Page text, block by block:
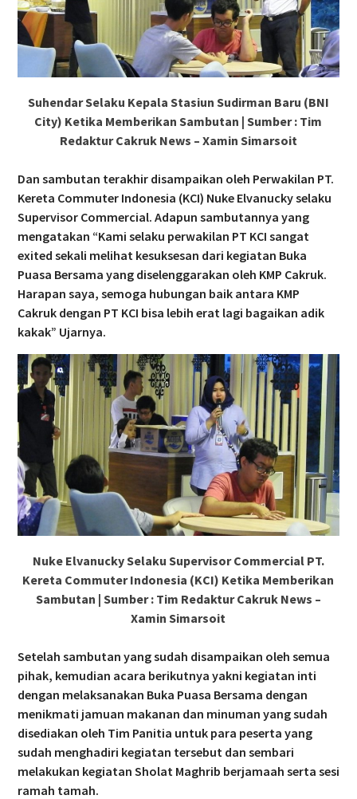
Suhendar Selaku Kepala Stasiun Sudirman Baru (BNI
City) Ketika Memberikan Sambutan | Sumber : Tim
Redaktur Cakruk News – Xamin Simarsoit
Dan sambutan terakhir disampaikan oleh Perwakilan PT.
Kereta Commuter Indonesia (KCI) Nuke Elvanucky selaku
Supervisor Commercial. Adapun sambutannya yang
mengatakan “Kami selaku perwakilan PT KCI sangat
exited sekali melihat kesuksesan dari kegiatan Buka
Puasa Bersama yang diselenggarakan oleh KMP Cakruk.
Harapan saya, semoga hubungan baik antara KMP
Cakruk dengan PT KCI bisa lebih erat lagi bagaikan adik
kakak” Ujarnya.
Nuke Elvanucky Selaku Supervisor Commercial PT.
Kereta Commuter Indonesia (KCI) Ketika Memberikan
Sambutan | Sumber : Tim Redaktur Cakruk News –
Xamin Simarsoit
Setelah sambutan yang sudah disampaikan oleh semua
pihak, kemudian acara berikutnya yakni kegiatan inti
dengan melaksanakan Buka Puasa Bersama dengan
menikmati jamuan makanan dan minuman yang sudah
disediakan oleh Tim Panitia untuk para peserta yang
sudah menghadiri kegiatan tersebut dan sembari
melakukan kegiatan Sholat Maghrib berjamaah serta sesi
ramah tamah.